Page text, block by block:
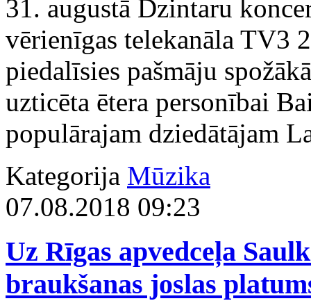
31. augustā Dzintaru
vērienīgas telekanāla TV3
piedalīsies pašmāju
uzticēta ētera personībai
populārajam dziedātājam
Kategorija Mūzika
07.08.2018 09:23
Uz Rīgas apvedceļa
braukšanas joslas